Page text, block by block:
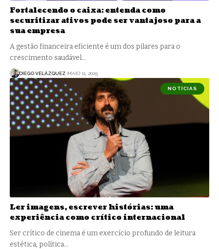
Fortalecendo o caixa: entenda como
securitizar ativos pode ser vantajoso para a
sua empresa
A gestão financeira eficiente é um dos pilares para o
crescimento saudável…
DIEGO VELÁZQUEZ MAIO 11, 2025
NOTÍCIAS
Ler imagens, escrever histórias: uma
experiência como crítico internacional
Ser crítico de cinema é um exercício profundo de leitura
estética, política…